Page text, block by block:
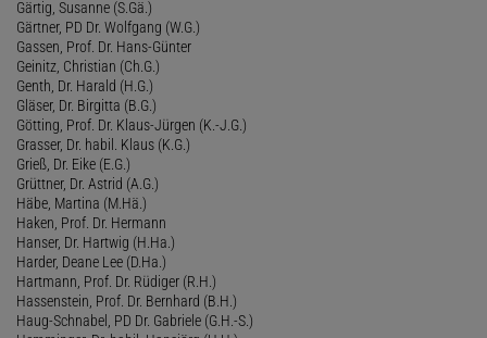
Gärtig, Susanne (S.Gä.)
Gärtner, PD Dr. Wolfgang (W.G.)
Gassen, Prof. Dr. Hans-Günter
Geinitz, Christian (Ch.G.)
Genth, Dr. Harald (H.G.)
Gläser, Dr. Birgitta (B.G.)
Götting, Prof. Dr. Klaus-Jürgen (K.-J.G.)
Grasser, Dr. habil. Klaus (K.G.)
Grieß, Dr. Eike (E.G.)
Grüttner, Dr. Astrid (A.G.)
Häbe, Martina (M.Hä.)
Haken, Prof. Dr. Hermann
Hanser, Dr. Hartwig (H.Ha.)
Harder, Deane Lee (D.Ha.)
Hartmann, Prof. Dr. Rüdiger (R.H.)
Hassenstein, Prof. Dr. Bernhard (B.H.)
Haug-Schnabel, PD Dr. Gabriele (G.H.-S.)